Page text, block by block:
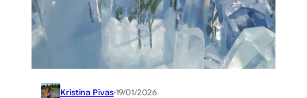
Kristina Pivas·19/01/2026